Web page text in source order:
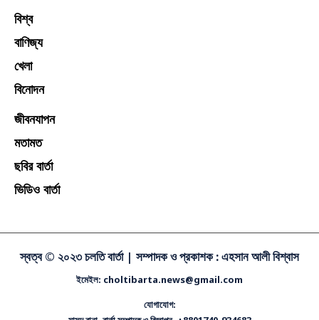
বিশ্ব
বাণিজ্য
খেলা
বিনোদন
জীবনযাপন
মতামত
ছবির বার্তা
ভিডিও বার্তা
স্বত্ব © ২০২৩ চলতি বার্তা | সম্পাদক ও প্রকাশক : এহসান আলী বিশ্বাস
ইমেইল: choltibarta.news@gmail.com
যোগাযোগ: